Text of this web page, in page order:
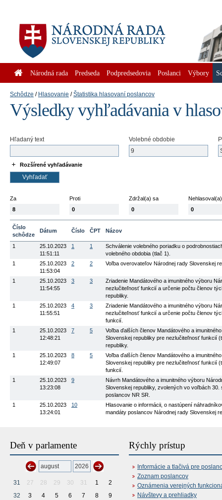
Národná rada Predseda Podpredsedovia Poslanci Výbory
Schôdze Hlasovanie Štatistika hlasovaní poslancov
Výsledky vyhľadávania v
Hľadaný text Volebné obdobie
Rozšírené vyhľadávanie
Za
8
Proti
0
Zdržal(a) sa
0
Nehlasoval(a)
0
Číslo
schôdze
Dátum Číslo ČPT Názov
1
25.10.2023
11:51:11
1 1
Schválenie volebného poriadku o
volebného obdobia (tlač 1).
1
25.10.2023
11:53:04
2 2 Voľba overovateľov Národnej rady Slovenskej
1
25.10.2023
11:54:55
3 3
Zriadenie Mandátového a imunitného výboru
nezlučiteľnosť funkcií a určenie počtu členov
republiky.
1
25.10.2023
11:55:51
4 3
Zriadenie Mandátového a imunitného výboru
nezlučiteľnosť funkcií a určenie počtu členov
funkcií.
1
25.10.2023
12:48:21
7 5
Voľba ďalších členov Mandátového a
Slovenskej republiky pre nezlučiteľnosť funkcií
republiky.
1
25.10.2023
12:49:07
8 5
Voľba ďalších členov Mandátového a
Slovenskej republiky pre nezlučiteľnosť funkcií
funkcií.
1
25.10.2023
13:23:08
9
Návrh Mandátového a imunitného výboru
Slovenskej republiky, zvolených vo voľbách
poslancov NR SR.
1
25.10.2023
13:24:01
10
Hlasovanie o informácii, o nastúpení
mandáty poslancov Národnej rady Slovenskej
Deň v parlamente
31 27 28 29 30 31 1
2
32
3 4 5 6 7 8
9
Rýchly prístup
Informácie a tlačivá pre
Zoznam poslancov
Oznámenia verejných
Návštevy a prehliadky